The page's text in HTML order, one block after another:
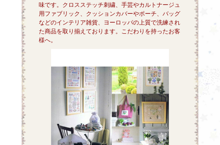
味です。クロスステッチ刺繍、手芸やカルトナージュ
用ファブリック、クッションカバーやポーチ、バッグ
などのインテリア雑貨、ヨーロッパの上質で洗練され
た商品を取り揃えております。こだわりを持ったお客
様へ。